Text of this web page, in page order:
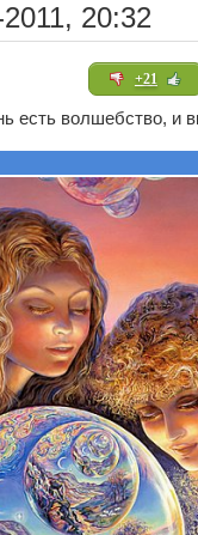
20:32
+21
волшебство, и